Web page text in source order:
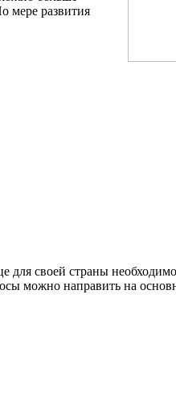
мере развития
для своей страны
можно направить на